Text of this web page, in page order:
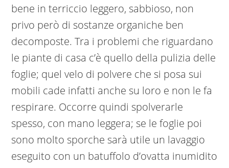
bene in terriccio leggero, sabbioso, non
privo però di sostanze organiche ben
decomposte. Tra i problemi che riguardano
le piante di casa c’è quello della pulizia delle
foglie; quel velo di polvere che si posa sui
mobili cade infatti anche su loro e non le fa
respirare. Occorre quindi spolverarle
spesso, con mano leggera; se le foglie poi
sono molto sporche sarà utile un lavaggio
eseguito con un batuffolo d’ovatta inumidito